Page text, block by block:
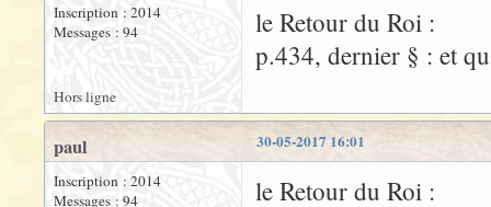
Inscription : 2014
Messages : 94
le Retour du Roi :
p.434, dernier § : et
Hors ligne
30-05-2017 16:01
paul
Inscription : 2014
Messages : 94
le Retour du Roi :